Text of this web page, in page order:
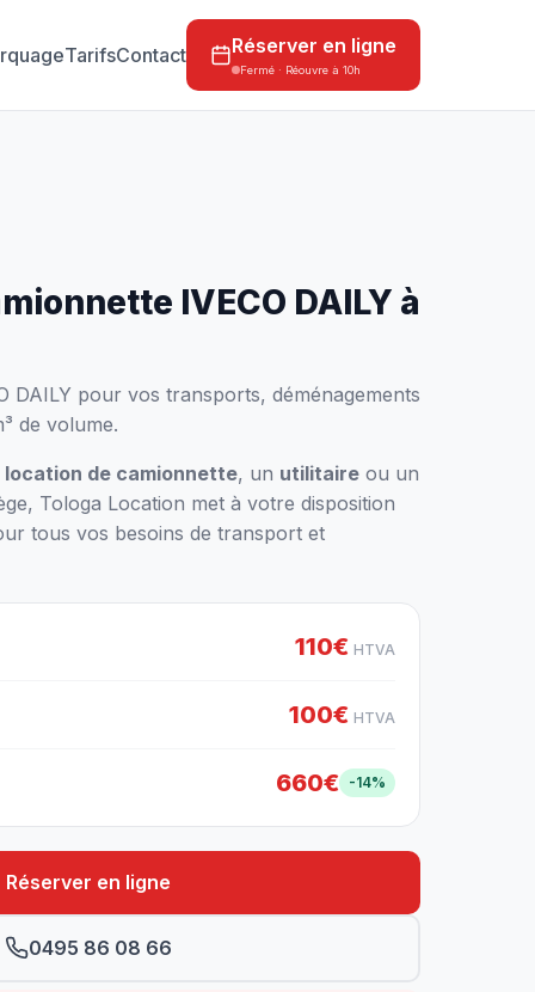
TarifsContact Réserver en ligne
Fermé · Réouvre à 10h
IVECO DAILY à
DAILY pour vos transports, déménagements
de volume.
location de camionnette, un utilitaire ou un
Tologa Location met à votre disposition
tous vos besoins de transport et
110€ HTVA
100€ HTVA
660€ -14%
Réserver en ligne
0495 86 08 66